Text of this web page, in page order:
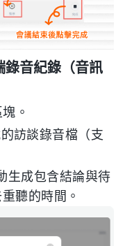
錄音紀錄（音訊
。
訪談錄音檔（支
生成包含結論與待
聽的時間。